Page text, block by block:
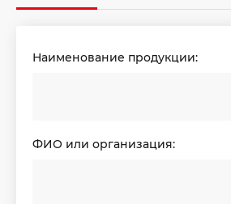
Наименование продукции:
ФИО или организация: